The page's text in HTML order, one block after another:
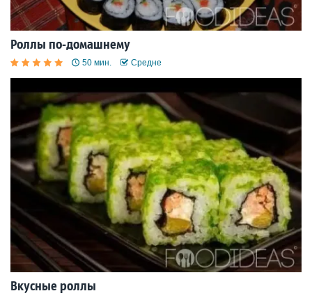
Роллы по-домашнему
50 мин. Средне
Вкусные роллы